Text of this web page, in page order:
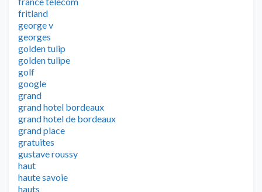
fritland
george v
georges
golden tulip
golden tulipe
golf
google
grand
grand hotel bordeaux
grand hotel de bordeaux
grand place
gratuites
gustave roussy
haut
haute savoie
hauts